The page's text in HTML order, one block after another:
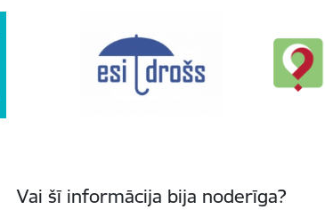
Vai šī informācija bija noderīga?